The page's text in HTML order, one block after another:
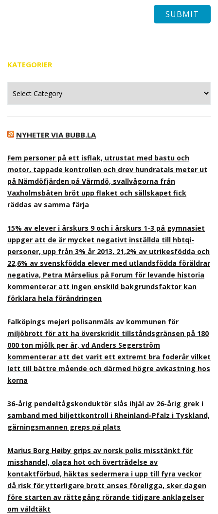
KATEGORIER
NYHETER VIA BUBB.LA
Fem personer på ett isflak, utrustat med bastu och
motor, tappade kontrollen och drev hundratals meter ut
på Nämdöfjärden på Värmdö, svallvågorna från
Vaxholmsbåten bröt upp flaket och sällskapet fick
räddas av samma färja
15% av elever i årskurs 9 och i årskurs 1-3 på gymnasiet
uppger att de är mycket negativt inställda till hbtqi-
personer, upp från 3% år 2013, 21,2% av utrikesfödda och
22,6% av svenskfödda elever med utlandsfödda föräldrar
negativa, Petra Mårselius på Forum för levande historia
kommenterar att ingen enskild bakgrundsfaktor kan
förklara hela förändringen
Falköpings mejeri polisanmäls av kommunen för
miljöbrott för att ha överskridit tillståndsgränsen på 180
000 ton mjölk per år, vd Anders Segerström
kommenterar att det varit ett extremt bra foderår vilket
lett till bättre mående och därmed högre avkastning hos
korna
36-årig pendeltågskonduktör slås ihjäl av 26-årig grek i
samband med biljettkontroll i Rheinland-Pfalz i Tyskland,
gärningsmannen greps på plats
Marius Borg Høiby grips av norsk polis misstänkt för
misshandel, olaga hot och överträdelse av
kontaktförbud, häktas sedermera i upp till fyra veckor
då risk för ytterligare brott anses föreligga, sker dagen
före starten av rättegång rörande tidigare anklagelser
om våldtäkt